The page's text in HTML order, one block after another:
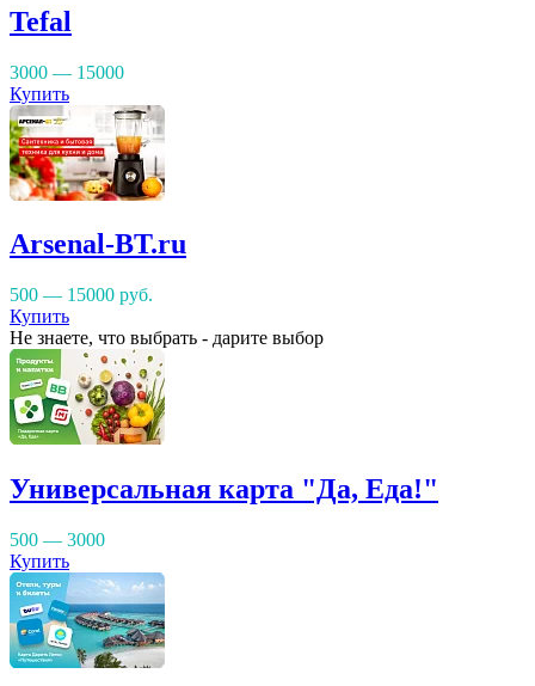
Tefal
3000 — 15000
Купить
Arsenal-BT.ru
500 — 15000 руб.
Купить
Не знаете, что выбрать - дарите выбор
Универсальная карта "Да, Еда!"
500 — 3000
Купить